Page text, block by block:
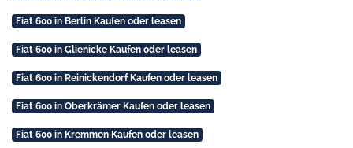
Fiat 600 in Berlin Kaufen oder leasen
Fiat 600 in Glienicke Kaufen oder leasen
Fiat 600 in Reinickendorf Kaufen oder leasen
Fiat 600 in Oberkrämer Kaufen oder leasen
Fiat 600 in Kremmen Kaufen oder leasen